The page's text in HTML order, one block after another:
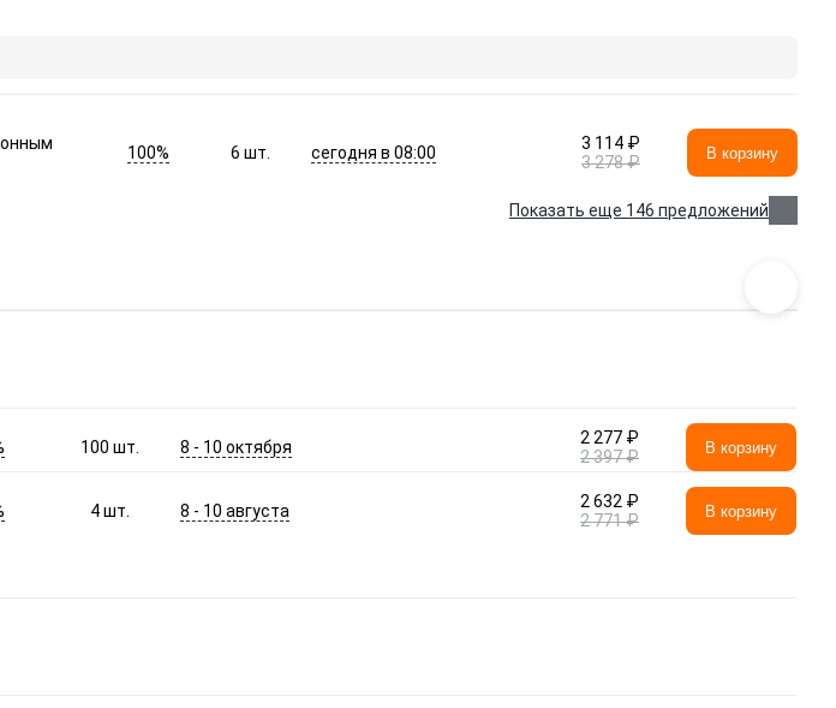
100% 6шт. сегодня в 08:00
3 114 ₽
3 278 ₽
В корзину
Показать еще 146 предложений
100шт. 8 - 10 октября
2 277 ₽
2 397 ₽
В корзину
4шт. 8 - 10 августа
2 632 ₽
2 771 ₽
В корзину